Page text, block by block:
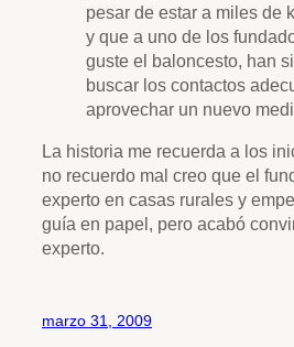
pesar de estar a miles de
y que a uno de los
guste el baloncesto, han
buscar los contactos
aprovechar un nuevo
La historia me recuerda a los
no recuerdo mal creo que el
experto en casas rurales y
guía en papel, pero acabó
experto.
marzo 31, 2009